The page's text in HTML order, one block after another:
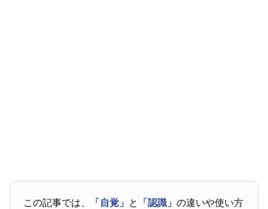
この記事では、 「自覚」 と 「認識」の違いや使い方